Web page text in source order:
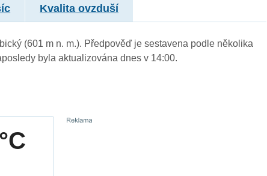
Kvalita ovzduší
(601 m n. m.). Předpověď je sestavena podle několika
byla aktualizována dnes v 14:00.